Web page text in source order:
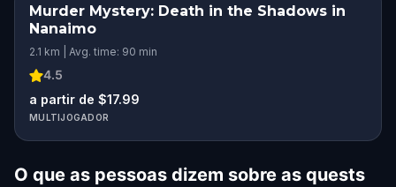
Murder Mystery: Death in the Shadows in
Nanaimo
2.1 km | Avg. time: 90 min
4.5
a partir de $17.99
MULTIJOGADOR
O que as pessoas dizem sobre as quests